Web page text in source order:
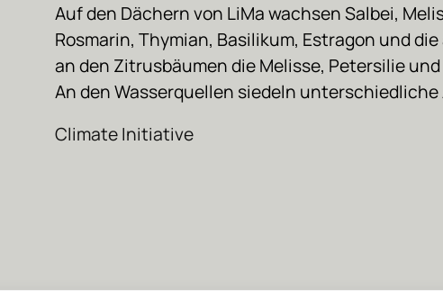
Auf den Dächern von LiMa wachsen Salbei,
Rosmarin, Thymian, Basilikum, Estragon und
an den Zitrusbäumen die Melisse, Petersilie
An den Wasserquellen siedeln
Climate Initiative